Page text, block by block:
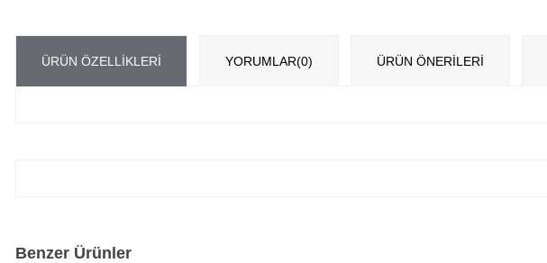
ÜRÜN ÖZELLIKLERI YORUMLAR(0) ÜRÜN ÖNERILERI
Benzer Ürünler